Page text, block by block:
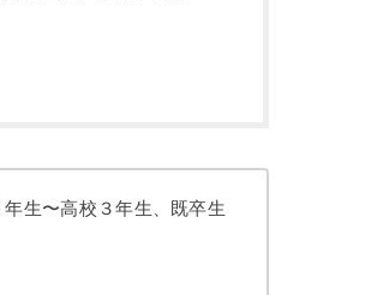
生〜高校３年生、既卒生